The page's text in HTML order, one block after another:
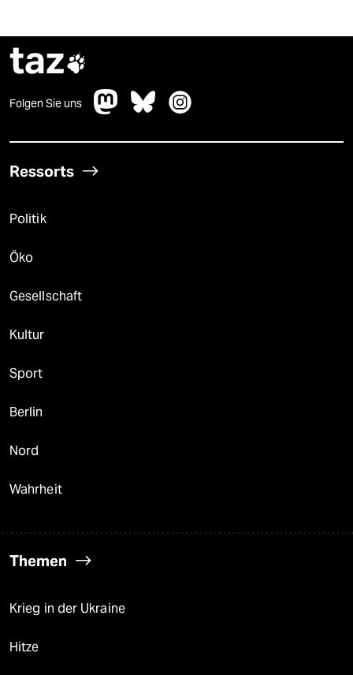
taz
Folgen Sie uns
Ressorts
Politik
Öko
Gesellschaft
Kultur
Sport
Berlin
Nord
Wahrheit
Themen
Krieg in der Ukraine
Hitze